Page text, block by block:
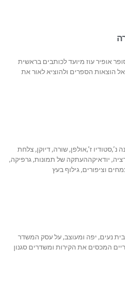
אופיר עוז מיועד לכותבים בראשית
הוצאות הספרים ולהוציא לאור את
סדנה נ’,סטודיו ז’,אולפן, שורה, דיוקן, צלחת
יודאיקההעתקה של תמונות, גרפיקה,
וציפורים, גילוף בעץ
על בית נעים, יפה ומעוצב, על עסק המשדר
המכסים את הקירות ומשדרים סגנון